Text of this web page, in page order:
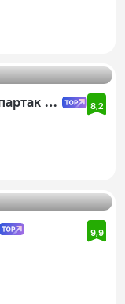
Апартаменты LikeHome Life - Спартак Движение 1 8,2
9,9